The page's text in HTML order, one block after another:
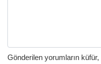
Gönderilen yorumların